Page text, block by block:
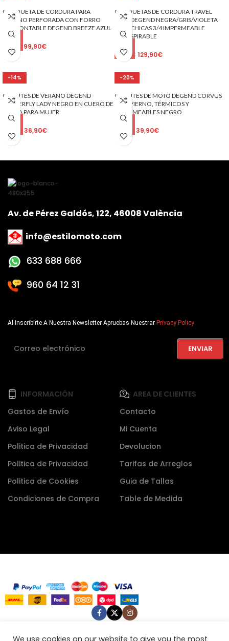
CHAQUETA DE CORDURA PARA
VERANO PERFORADA CON FORRO
DESMONTABLE DEGEND BREEZE AZUL
99,90€
CHAQUETAS DE CORDURA TRAVEL
LADY DEGEND NEGRA/GRIS/VIOLETA
PARA CHICAS 3/4 IMPERMEABLE
TRANSPIRABLE
149,90 € 129,90€
-14%
GUANTES DE VERANO DEGEND
BUTTERFLY LADY NEGRO EN CUERO DE
CABRA PARA MUJER
36,90€
-20%
GUANTES DE MOTO DEGEND CORVUS
DE INVIERNO, TÉRMICOS Y
IMPERMEABLES NEGRO
39,90€
AREA DE CLIENTES
Contacto
Mi Cuenta
Devolucion
Tarifas de Arreglos
Guia de Tallas
Table de Medida
INFORMACIÓN
Gastos de Envío
Aviso Legal
Politica de Privacidad
Politica de Privacidad
Politica de Cookies
Condiciones de Compra
Al Inscribirte A Nuestra Newsletter Apruebas Nuestrar Privacy Policy
Av. de Pérez Galdós, 122, 46008 València
info@estilomoto.com
633 688 666
960 64 12 31
We use cookies to improve your experience on our website. By
We use cookies on our website to give you the most